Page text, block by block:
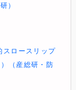
）
スロースリップ
（産総研・防